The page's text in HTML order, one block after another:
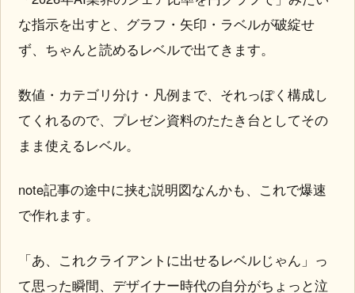
な指示を出すと、グラフ・矢印・ラベルが破綻せ
ず、ちゃんと読めるレベルで出てきます。
数値・カテゴリ分け・凡例まで、それっぽく構成し
てくれるので、プレゼン資料のたたき台としてその
まま使えるレベル。
note記事の途中に挟む説明図なんかも、これで爆速
で作れます。
「あ、これクライアントに出せるレベルじゃん」っ
て思った瞬間、デザイナー時代の自分がちょっと泣